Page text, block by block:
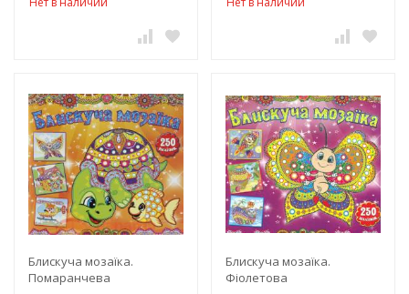
Блискуча мозаїка.
Помаранчева
Блискуча мозаїка.
Фіолетова